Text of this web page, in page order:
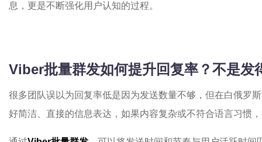
息，更是不断强化用户认知的过程。
Viber批量群发如何提升回复率？不是发
很多团队误以为回复率低是因为发送数量不够，但在白俄罗
好简洁、直接的信息表达，如果内容复杂或不符合语言习惯